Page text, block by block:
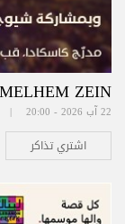
MELHEM ZEIN
22 آب 2026 - 20:00 |
اشتري تذاكر